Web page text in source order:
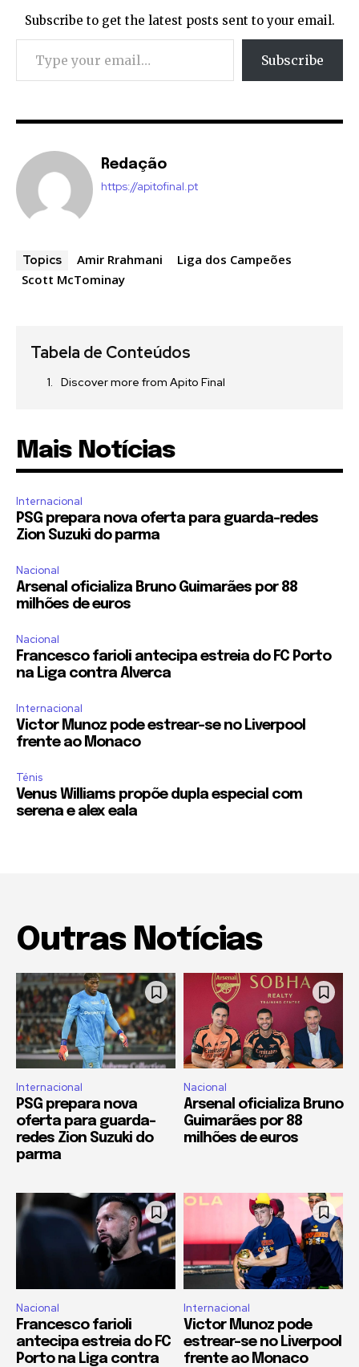
Subscribe to get the latest posts sent to your email.
Type your email…
Subscribe
Redação
https://apitofinal.pt
Topics Amir Rrahmani
Liga dos Campeões
Scott McTominay
Tabela de Conteúdos
Discover more from Apito Final
Mais Notícias
Internacional
PSG prepara nova oferta para guarda-redes
Zion Suzuki do parma
Nacional
Arsenal oficializa Bruno Guimarães por 88
milhões de euros
Nacional
Francesco farioli antecipa estreia do FC Porto
na Liga contra Alverca
Internacional
Victor Munoz pode estrear-se no Liverpool
frente ao Monaco
Ténis
Venus Williams propõe dupla especial com
serena e alex eala
Outras Notícias
Internacional
PSG prepara nova
oferta para guarda-
redes Zion Suzuki do
parma
Nacional
Arsenal oficializa Bruno
Guimarães por 88
milhões de euros
Nacional
Francesco farioli
antecipa estreia do FC
Porto na Liga contra
Internacional
Victor Munoz pode
estrear-se no Liverpool
frente ao Monaco